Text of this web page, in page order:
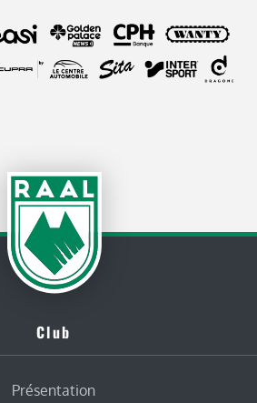
Club
Présentation